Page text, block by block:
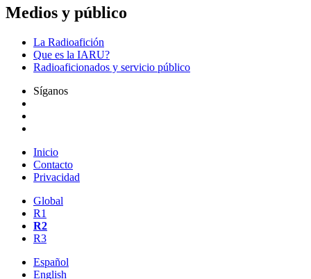
Medios y público
La Radioafición
Que es la IARU?
Radioaficionados y servicio público
Síganos
Inicio
Contacto
Privacidad
Global
R1
R2
R3
Español
English